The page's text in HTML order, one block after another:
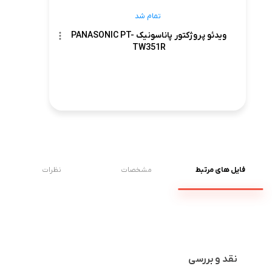
ویدئو پروژکتور پاناسونیک PANASONIC PT-
TW351R
تمام شد
فایل های مرتبط مشخصات نظرات
نقد و بررسی